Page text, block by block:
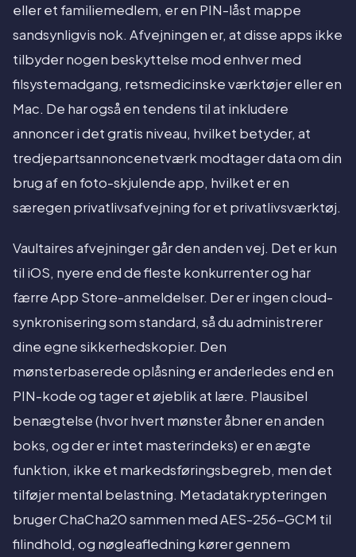
eller et familiemedlem, er en PIN-låst mappe
sandsynligvis nok. Afvejningen er, at disse apps ikke
tilbyder nogen beskyttelse mod enhver med
filsystemadgang, retsmedicinske værktøjer eller en
Mac. De har også en tendens til at inkludere
annoncer i det gratis niveau, hvilket betyder, at
tredjepartsannoncenetværk modtager data om din
brug af en foto-skjulende app, hvilket er en
særegen privatlivsafvejning for et privatlivsværktøj.
Vaultaires afvejninger går den anden vej. Det er kun
til iOS, nyere end de fleste konkurrenter og har
færre App Store-anmeldelser. Der er ingen cloud-
synkronisering som standard, så du administrerer
dine egne sikkerhedskopier. Den
mønsterbaserede oplåsning er anderledes end en
PIN-kode og tager et øjeblik at lære. Plausibel
benægtelse (hvor hvert mønster åbner en anden
boks, og der er intet masterindeks) er en ægte
funktion, ikke et markedsføringsbegreb, men det
tilføjer mental belastning. Metadatakrypteringen
bruger ChaCha20 sammen med AES-256-GCM til
filindhold, og nøgleafledning kører gennem